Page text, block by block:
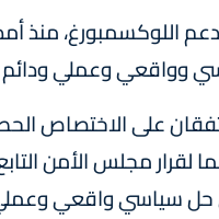
اللوكسمبورغ، منذ
وواقعي وعملي
على الاختصاص
سياسي واقعي